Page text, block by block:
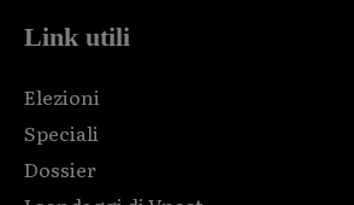
Link utili
Elezioni
Speciali
Dossier